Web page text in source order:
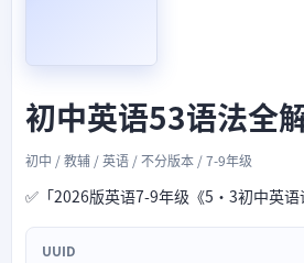
初中英语53语法全
初中 / 教辅 / 英语 / 不分版本 / 7-9年级
✅「2026版英语7-9年级《5·3初中英语
UUID